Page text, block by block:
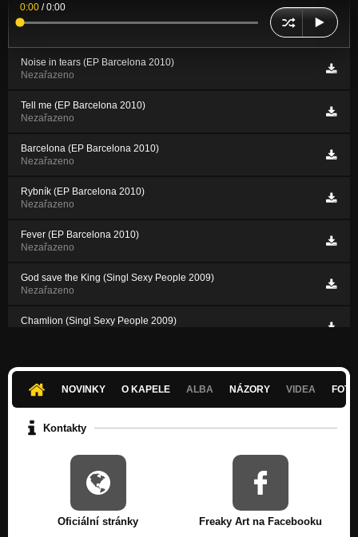
0:00 /0:00
Noise in tears (EP Barcelona 2010)
Nezařazeno
Tell me (EP Barcelona 2010)
Nezařazeno
Barcelona (EP Barcelona 2010)
Nezařazeno
Rybník (EP Barcelona 2010)
Nezařazeno
Fever (EP Barcelona 2010)
Nezařazeno
God save the King (Singl Sexy People 2009)
Nezařazeno
Chamlion (Singl Sexy People 2009)
NOVINKY O KAPELE ALBA NÁZORY VIDEA
Kontakty
Oficiální stránky Freaky Art na Facebooku